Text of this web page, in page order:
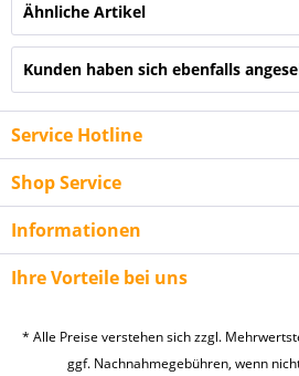
Ich habe die
verstanden und stimme zu. *
Senden
Ähnliche Artikel
Kunden haben sich ebenfalls
Service Hotline
Shop Service
Informationen
Ihre Vorteile bei uns
* Alle Preise verstehen sich zzgl.
ggf. Nachnahmegebühren, wenn